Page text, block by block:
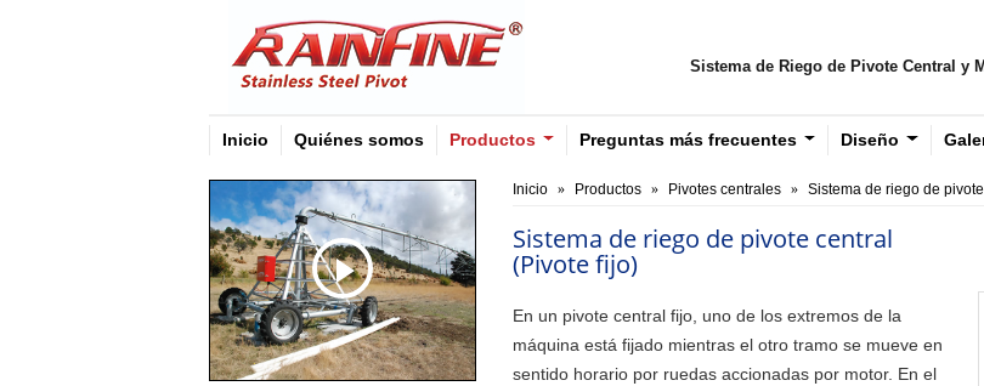
Sistema de Riego de Pivote Central y
Inicio Quiénes somos Productos Preguntas más frecuentes Diseño
Inicio Productos Pivotes centrales Sistema de riego de
Sistema de riego de pivote central
(Pivote fijo)
En un pivote central fijo, uno de los extremos de la
máquina está fijado mientras el otro tramo se mueve en
sentido horario por ruedas accionadas por motor. En el